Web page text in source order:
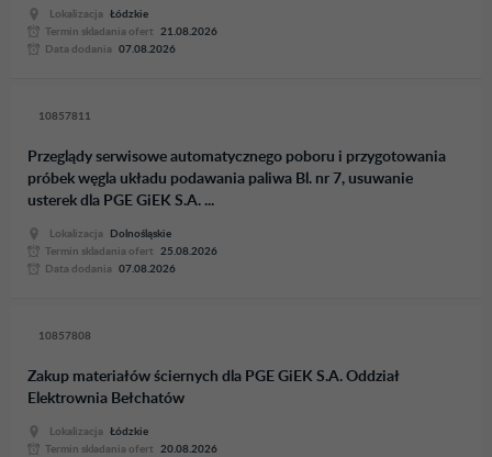
Lokalizacja
Łódzkie
Termin skladania ofert
21.08.2026
Data dodania
07.08.2026
10857811
Przeglądy serwisowe automatycznego poboru i przygotowania
próbek węgla układu podawania paliwa Bl. nr 7, usuwanie
usterek dla PGE GiEK S.A. ...
Lokalizacja
Dolnośląskie
Termin skladania ofert
25.08.2026
Data dodania
07.08.2026
10857808
Zakup materiałów ściernych dla PGE GiEK S.A. Oddział
Elektrownia Bełchatów
Lokalizacja
Łódzkie
Termin skladania ofert
20.08.2026